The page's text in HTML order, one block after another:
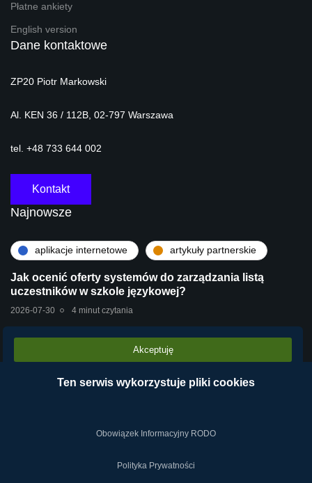
Płatne ankiety
English version
Dane kontaktowe
ZP20 Piotr Markowski
Al. KEN 36 / 112B, 02-797 Warszawa
tel. +48 733 644 002
Kontakt
Najnowsze
aplikacje internetowe artykuły partnerskie
Jak ocenić oferty systemów do zarządzania listą
uczestników w szkole językowej?
2026-07-30 4 minut czytania
technologie
Stara centrala vs Wirtualna Centrala Telefoniczna
Akceptuję
Ten serwis wykorzystuje pliki cookies
Obowiązek Informacyjny RODO
Polityka Prywatności